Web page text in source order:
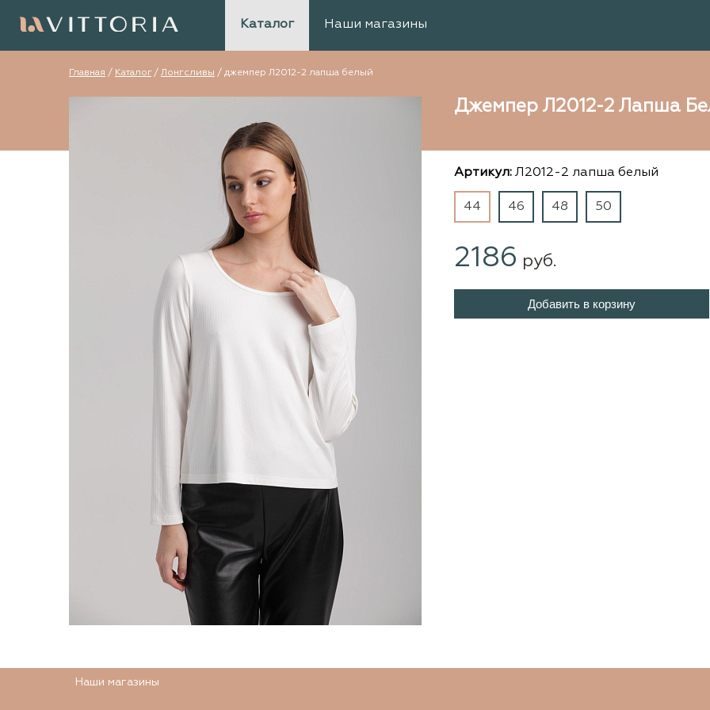
Каталог Наши магазины
Главная / Каталог/ Лонгсливы / джемпер Л2012-2 лапша белый
Джемпер Л2012-2 Лапша
Артикул: Л2012-2 лапша белый
44 46 48 50
2186 руб.
Добавить в корзину
Наши магазины